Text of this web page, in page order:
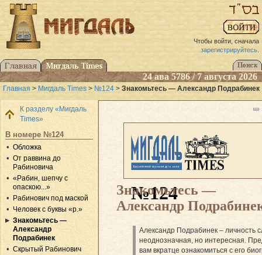
Чтобы войти, сначала
зарегистрируйтесь.
24 ава 5786 / 7 августа 2026
Главная > Мигдаль Times > №124 > Знакомьтесь — Александр Подрабинек
К разделу «Мигдаль
Times»
В номере №124
Обложка
От раввина до
Рабиновича
«Рабин, шепчу с
опаскою...»
Рабинович под маской
Человек с буквы «р.»
Знакомьтесь —
Александр
Подрабинек
Скрытый Рабинович
№124
Знакомьтесь —
Александр
Александр Подрабинек – личность
неоднозначная, но интересная.
вам вкратце ознакомиться с его